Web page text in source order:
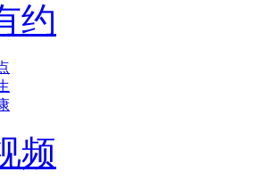
约
频